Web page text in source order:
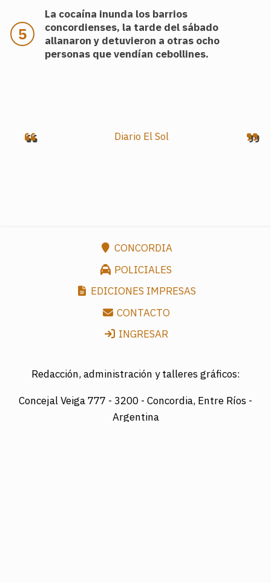
La cocaína inunda los barrios
concordienses, la tarde del sábado
allanaron y detuvieron a otras ocho
personas que vendían cebollines.
Diario El Sol
CONCORDIA
POLICIALES
EDICIONES IMPRESAS
CONTACTO
INGRESAR
Redacción, administración y talleres gráficos:
Concejal Veiga 777 - 3200 - Concordia, Entre Ríos -
Argentina